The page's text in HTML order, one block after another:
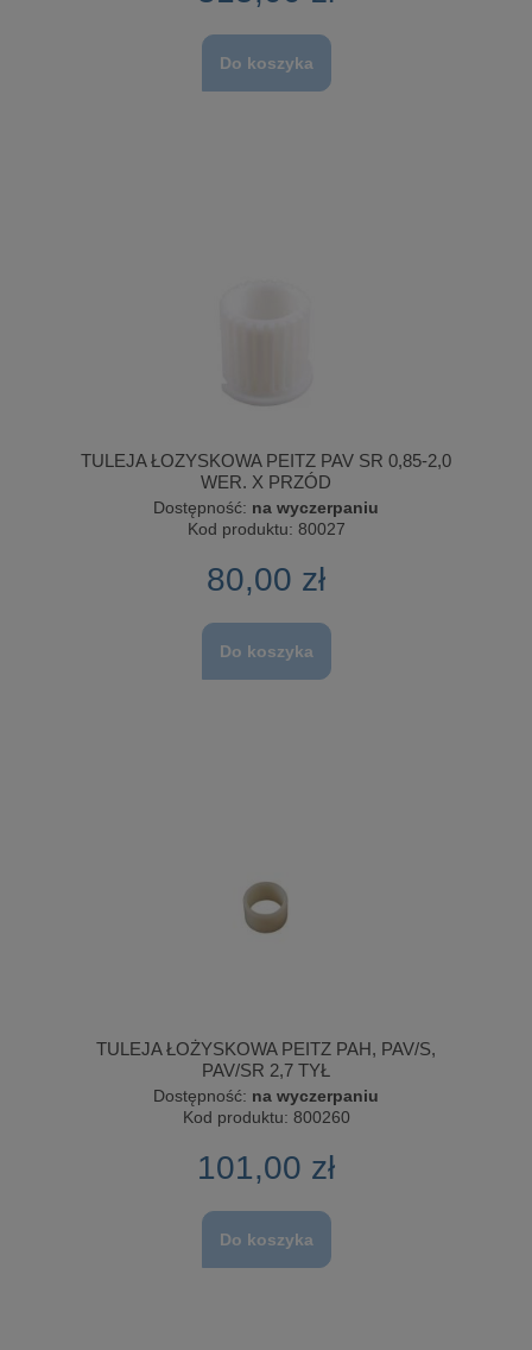
Do koszyka
TULEJA ŁOZYSKOWA PEITZ PAV SR 0,85-2,0
WER. X PRZÓD
Dostępność: na wyczerpaniu
Kod produktu: 80027
80,00 zł
Do koszyka
TULEJA ŁOŻYSKOWA PEITZ PAH, PAV/S,
PAV/SR 2,7 TYŁ
Dostępność: na wyczerpaniu
Kod produktu: 800260
101,00 zł
Do koszyka